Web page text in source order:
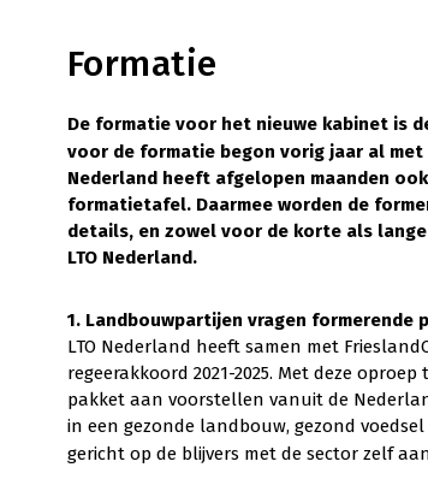
Formatie
De formatie voor het nieuwe kabinet is
voor de formatie begon vorig jaar al
Nederland heeft afgelopen maanden
formatietafel. Daarmee worden de
details, en zowel voor de korte als
LTO Nederland.
1. Landbouwpartijen vragen formerende
LTO Nederland heeft samen met
regeerakkoord 2021-2025. Met deze
pakket aan voorstellen vanuit de
in een gezonde landbouw, gezond
gericht op de blijvers met de sector zelf